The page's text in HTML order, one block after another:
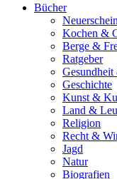
Bücher
Kochen &
Berge &
Ratgeber
Geschichte
Kunst &
Land &
Religion
Recht &
Jagd
Natur
Biografien